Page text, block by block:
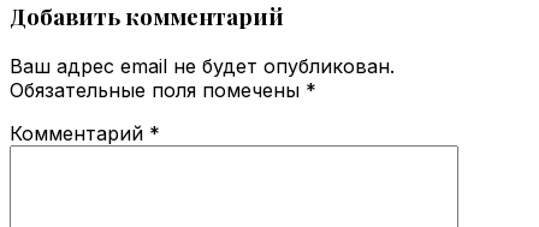
Добавить комментарий
Ваш адрес email не будет опубликован.
Обязательные поля помечены *
Комментарий *